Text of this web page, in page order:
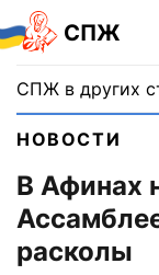
СПЖ
СПЖ в других
НОВОСТИ
В Афинах
расколы